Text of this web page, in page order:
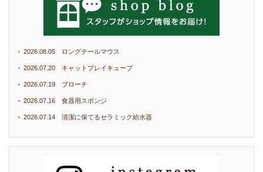
2026.08.05 ロングテールマウス
2026.07.20 キャットプレイキューブ
2026.07.19 ブローチ
2026.07.16 食器用スポンジ
2026.07.14 清潔に保てるセラミック給水器